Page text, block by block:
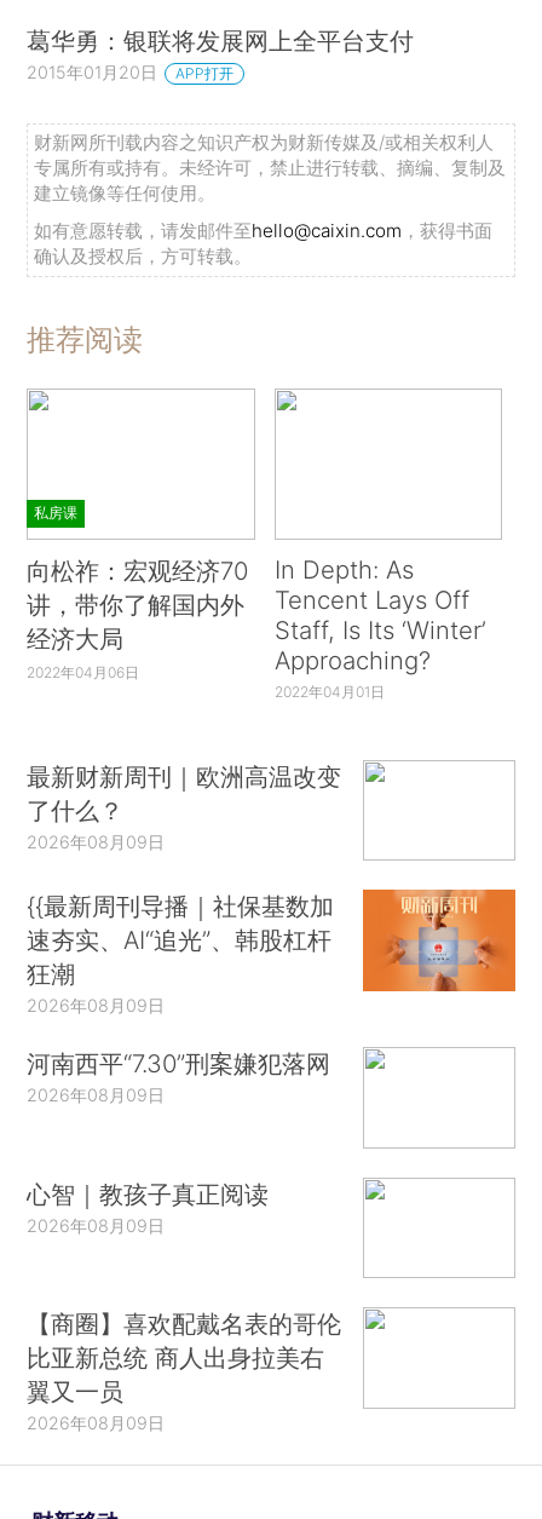
葛华勇：银联将发展网上全平台支付
2015年01月20日 APP打开
财新网所刊载内容之知识产权为财新传媒及/或相关权利人
专属所有或持有。未经许可，禁止进行转载、摘编、复制及
建立镜像等任何使用。
如有意愿转载，请发邮件至hello@caixin.com ，获得书面
确认及授权后，方可转载。
推荐阅读
私房课
向松祚：宏观经济70
讲，带你了解国内外
经济大局
2022年04月06日
In Depth: As
Tencent Lays Off
Staff, Is Its ‘Winter’
Approaching?
2022年04月01日
最新财新周刊｜欧洲高温改变
了什么？
2026年08月09日
{{最新周刊导播｜社保基数加
速夯实、AI“追光”、韩股杠杆
狂潮
2026年08月09日
河南西平“7.30”刑案嫌犯落网
2026年08月09日
心智｜教孩子真正阅读
2026年08月09日
【商圈】喜欢配戴名表的哥伦
比亚新总统 商人出身拉美右
翼又一员
2026年08月09日